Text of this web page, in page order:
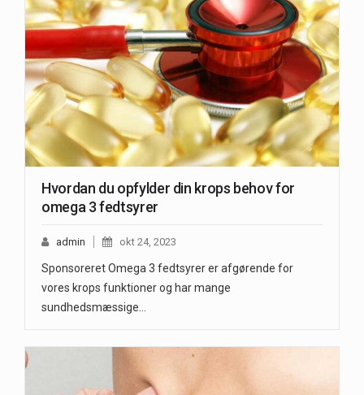
Hvordan du opfylder din krops behov for
omega 3 fedtsyrer
admin okt 24, 2023
Sponsoreret Omega 3 fedtsyrer er afgørende for
vores krops funktioner og har mange
sundhedsmæssige…